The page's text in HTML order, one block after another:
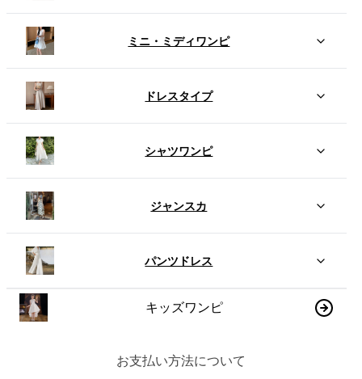
ミニ・ミディワンピ
ドレスタイプ
シャツワンピ
ジャンスカ
パンツドレス
キッズワンピ
お支払い方法について